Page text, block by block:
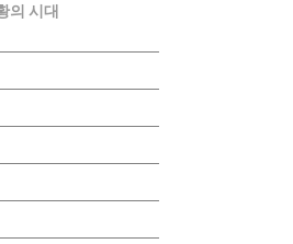
의 시대